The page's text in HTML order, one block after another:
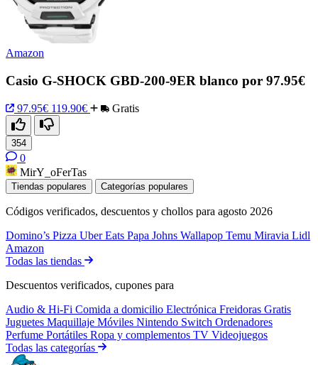
Amazon
Casio G-SHOCK GBD-200-9ER blanco por 97.95€
97.95€ 119.90€ Gratis
354
0
MirY_oFerTas
Tiendas populares Categorías populares
Códigos verificados, descuentos y chollos para agosto 2026
Domino’s Pizza Uber Eats Papa Johns Wallapop Temu Miravia Lidl
Amazon
Todas las tiendas
Descuentos verificados, cupones para
Audio & Hi-Fi Comida a domicilio Electrónica Freidoras Gratis
Juguetes Maquillaje Móviles Nintendo Switch Ordenadores
Perfume Portátiles Ropa y complementos TV Videojuegos
Todas las categorías